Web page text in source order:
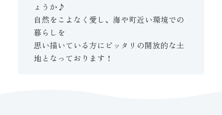
ょうか♪
自然をこよなく愛し、海や町近い環境での
暮らしを
思い描いている方にピッタリの開放的な土
地となっております！